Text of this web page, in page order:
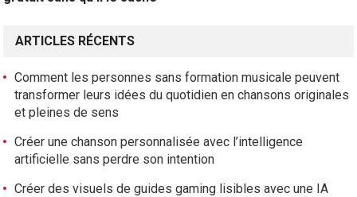
ARTICLES RÉCENTS
Comment les personnes sans formation musicale peuvent
transformer leurs idées du quotidien en chansons originales
et pleines de sens
Créer une chanson personnalisée avec l’intelligence
artificielle sans perdre son intention
Créer des visuels de guides gaming lisibles avec une IA